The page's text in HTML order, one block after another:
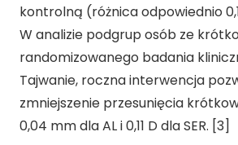
kontrolną (różnica odpowiednio
W analizie podgrup osób ze
randomizowanego badania
Tajwanie, roczna interwencja
zmniejszenie przesunięcia
0,04 mm dla AL i 0,11 D dla SER. [3]